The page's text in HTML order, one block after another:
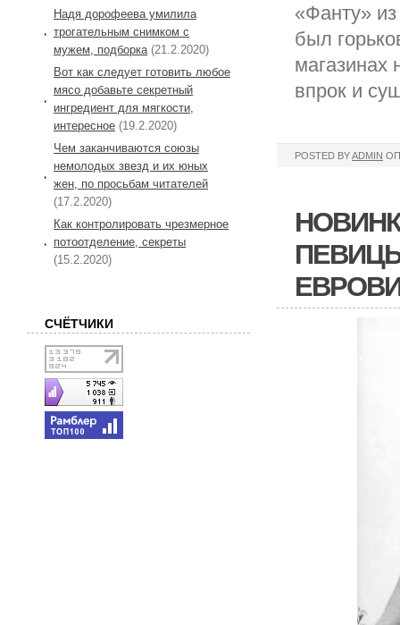
«Фанту»
был
магазинах
впрок и
POSTED BYADMIN
Надя дорофеева умилила
трогательным снимком с
мужем, подборка(21.2.2020)
Вот как следует готовить любое
мясо добавьте секретный
ингредиент для мягкости,
интересное (19.2.2020)
Чем заканчиваются союзы
немолодых звезд и их юных
жен, по просьбам читателей
(17.2.2020)
Как контролировать чрезмерное
потоотделение, секреты
(15.2.2020)
СЧЁТЧИКИ